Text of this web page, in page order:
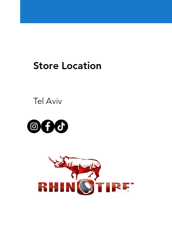
Store Location
Tel Aviv